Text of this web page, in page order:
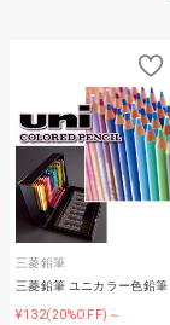
三菱鉛筆
三菱鉛筆 ユニカラー色鉛筆
¥132(20%OFF)～